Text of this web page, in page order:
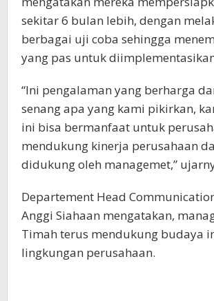
sekitar 6 bulan lebih, dengan
berbagai uji coba sehingga
yang pas untuk
“Ini pengalaman yang berharga
senang apa yang kami pikirkan,
ini bisa bermanfaat untuk
mendukung kinerja perusahaan
didukung oleh managemet,”
Departement Head
Anggi Siahaan mengatakan,
Timah terus mendukung budaya
lingkungan perusahaan.